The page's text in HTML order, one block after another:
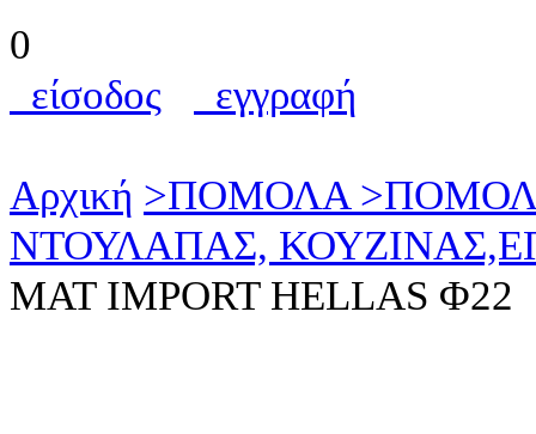
0
είσοδος
εγγραφή
Αρχική >ΠΟΜΟΛΑ >
ΝΤΟΥΛΑΠΑΣ,
ΜΑΤ IMPORT HELLAS Φ22